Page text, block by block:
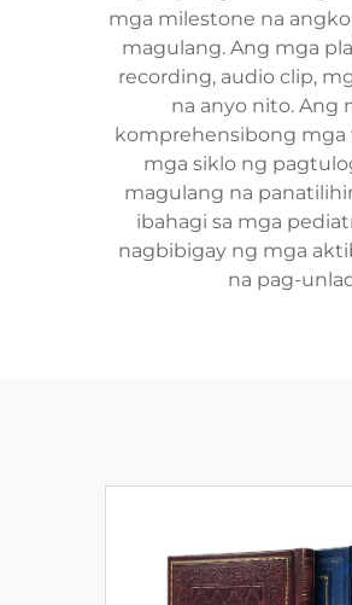
mga milestone na
magulang. Ang mga
recording, audio clip,
na anyo nito. Ang
komprehensibong mga
mga siklo ng
magulang na
ibahagi sa mga
nagbibigay ng mga
na pag-